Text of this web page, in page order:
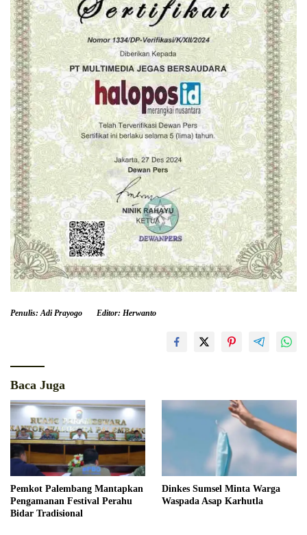
Penulis: Adi Prayogo Editor: Herwanto
Baca Juga
Pemkot Palembang Mantapkan
Pengamanan Festival Perahu
Bidar Tradisional
Dinkes Sumsel Minta Warga
Waspada Asap Karhutla